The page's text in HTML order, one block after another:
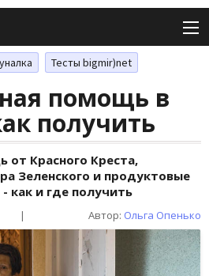
Тесты bigmir)net
помощь в
получить
от Красного Креста,
Зеленского и продуктовые
и где получить
| Автор: Ольга Опенько